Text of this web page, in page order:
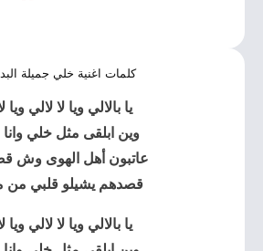
كلمات اغنية خلي جميلة
يا بالالي ويا لا لالي ويا
وين ابلقى مثل خلي وانا
عاتبون أهل الهوى وش
قصدهم يشيلو قلبي من
يا بالالي ويا لا لالي ويا